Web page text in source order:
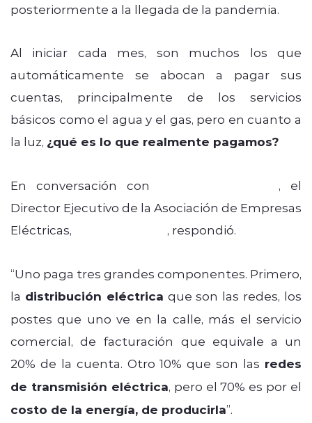
posteriormente a la llegada de la pandemia.
Al iniciar cada mes, son muchos los que
automáticamente se abocan a pagar sus
cuentas, principalmente de los servicios
básicos como el agua y el gas, pero en cuanto a
la luz, ¿qué es lo que realmente pagamos?
En conversación con
, el
Director Ejecutivo de la Asociación de Empresas
Eléctricas,
, respondió.
“Uno paga tres grandes componentes. Primero,
la distribución eléctrica que son las redes, los
postes que uno ve en la calle, más el servicio
comercial, de facturación que equivale a un
20% de la cuenta. Otro 10% que son las redes
de transmisión eléctrica, pero el 70% es por el
costo de la energía, de producirla”.